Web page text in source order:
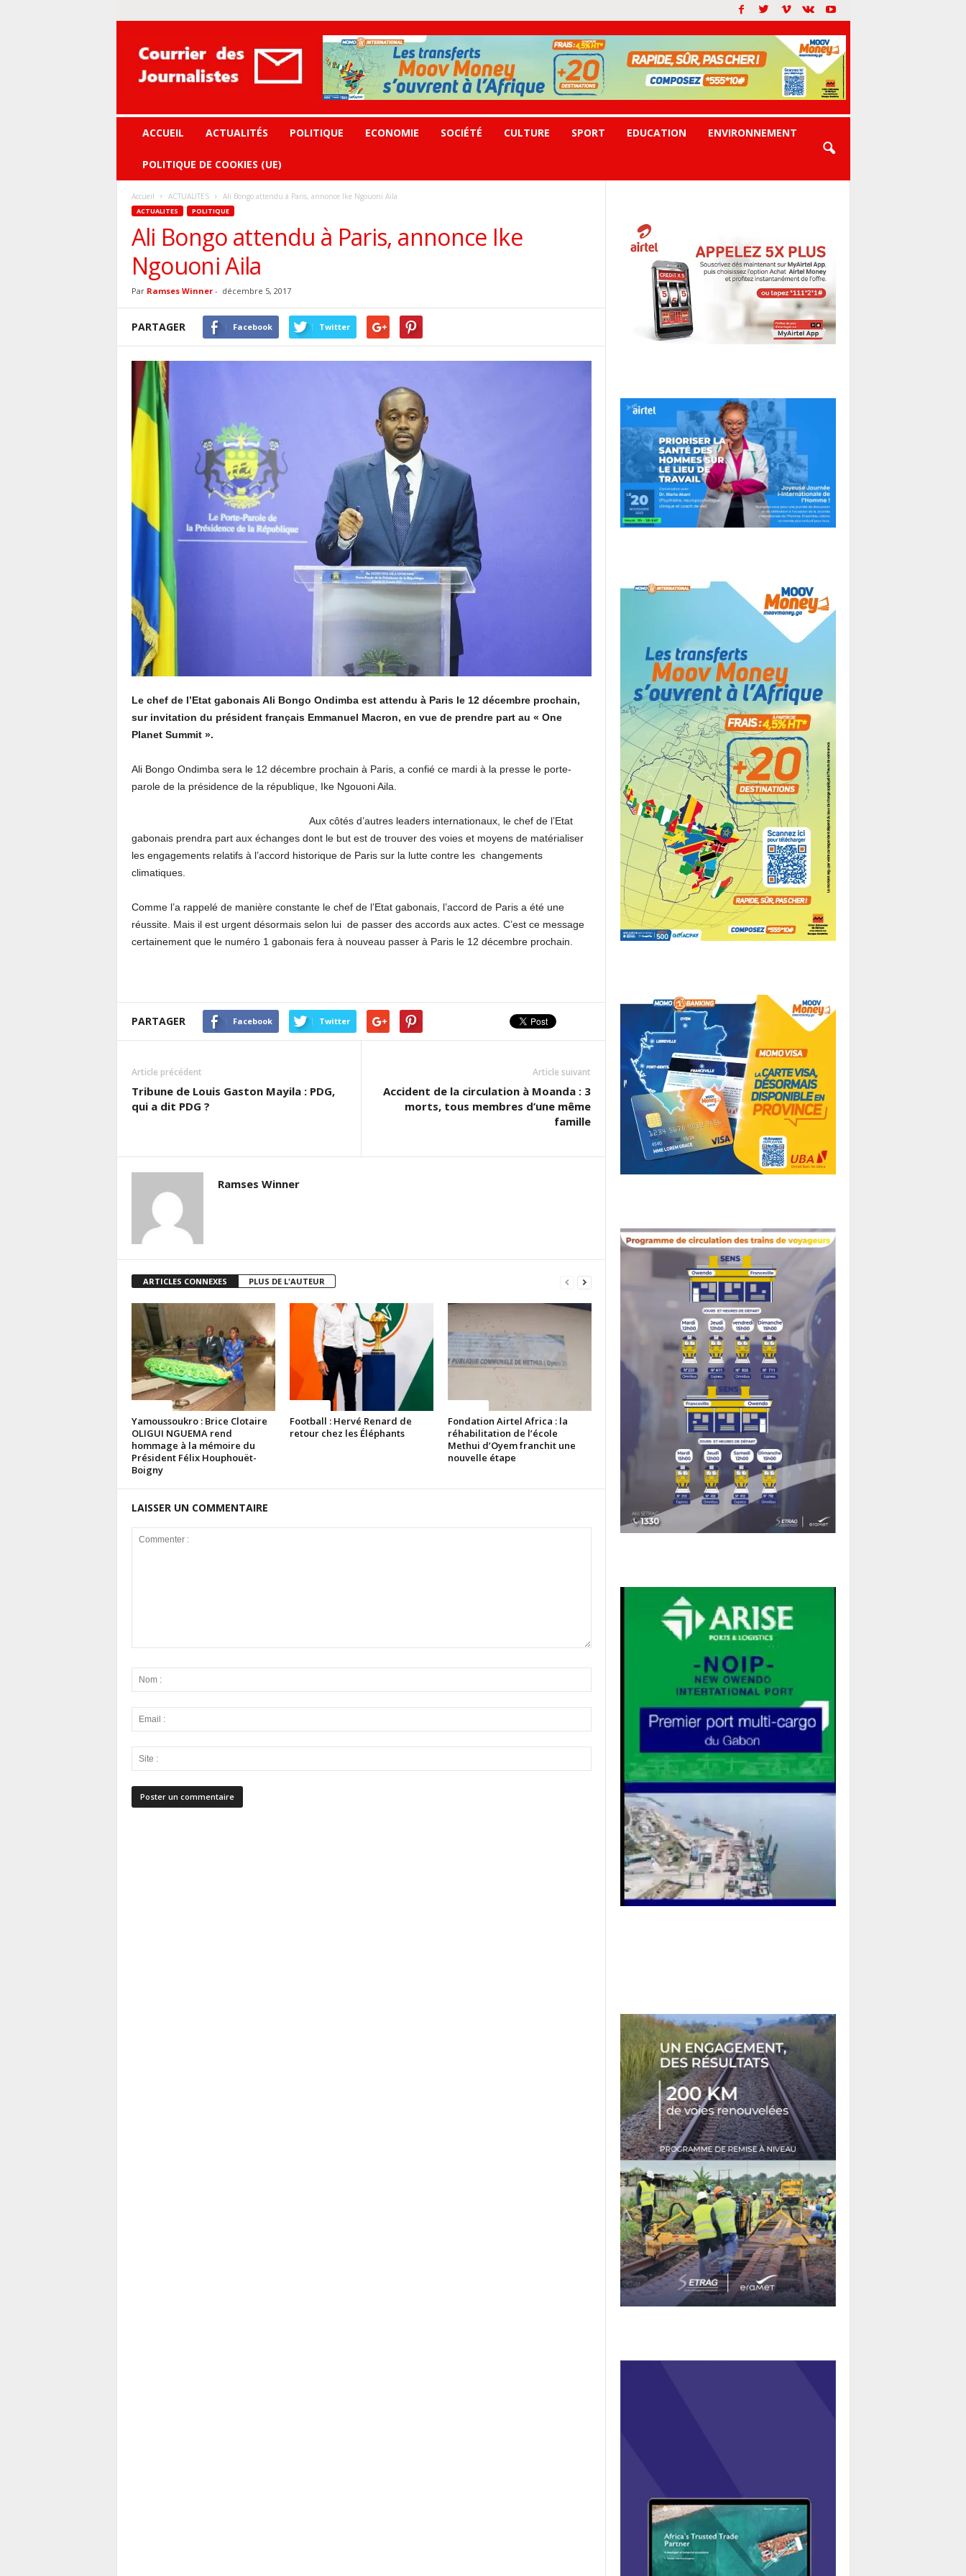
journalistes
ACCUEIL ACTUALITÉS POLITIQUE ECONOMIE SOCIÉTÉ CULTURE SPORT EDUCATION ENVIRONNEMENT
POLITIQUE DE COOKIES (UE)
Accueil ACTUALITES Ali Bongo attendu à Paris, annonce Ike Ngouoni Aila
ACTUALITES POLITIQUE
Ali Bongo attendu à Paris, annonce Ike
Ngouoni Aila
Par Ramses Winner- décembre 5, 2017
PARTAGER Facebook Twitter
Le chef de l’Etat gabonais Ali Bongo Ondimba est attendu à Paris le 12 décembre prochain,
sur invitation du président français Emmanuel Macron, en vue de prendre part au « One
Planet Summit ».
Ali Bongo Ondimba sera le 12 décembre prochain à Paris, a confié ce mardi à la presse le porte-
parole de la présidence de la république, Ike Ngouoni Aila.
Aux côtés d’autres leaders internationaux, le chef de l’Etat
gabonais prendra part aux échanges dont le but est de trouver des voies et moyens de matérialiser
les engagements relatifs à l’accord historique de Paris sur la lutte contre les changements
climatiques.
Comme l’a rappelé de manière constante le chef de l’Etat gabonais, l’accord de Paris a été une
réussite. Mais il est urgent désormais selon lui de passer des accords aux actes. C’est ce message
certainement que le numéro 1 gabonais fera à nouveau passer à Paris le 12 décembre prochain.
PARTAGER Facebook Twitter
Article précédent
Tribune de Louis Gaston Mayila : PDG,
qui a dit PDG ?
Article suivant
Accident de la circulation à Moanda : 3
morts, tous membres d’une même
famille
Ramses Winner
ARTICLES CONNEXES PLUS DE L'AUTEUR
Yamoussoukro : Brice Clotaire
OLIGUI NGUEMA rend
hommage à la mémoire du
Président Félix Houphouët-
Boigny
Football : Hervé Renard de
retour chez les Éléphants
Fondation Airtel Africa : la
réhabilitation de l’école
Methui d’Oyem franchit une
nouvelle étape
LAISSER UN COMMENTAIRE